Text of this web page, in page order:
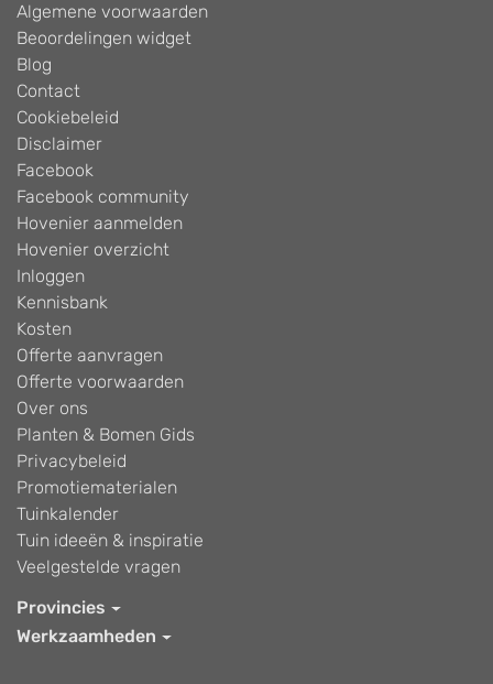
Algemene voorwaarden
Beoordelingen widget
Blog
Contact
Cookiebeleid
Disclaimer
Facebook
Facebook community
Hovenier aanmelden
Hovenier overzicht
Inloggen
Kennisbank
Kosten
Offerte aanvragen
Offerte voorwaarden
Over ons
Planten & Bomen Gids
Privacybeleid
Promotiematerialen
Tuinkalender
Tuin ideeën & inspiratie
Veelgestelde vragen
Provincies
Werkzaamheden